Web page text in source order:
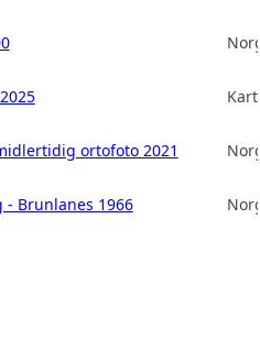
ortofoto 2021
Brunlanes 1966